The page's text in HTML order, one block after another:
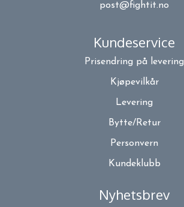
post@fightit.no
Kundeservice
Prisendring på levering
Kjøpevilkår
Levering
Bytte/Retur
Personvern
Kundeklubb
Nyhetsbrev